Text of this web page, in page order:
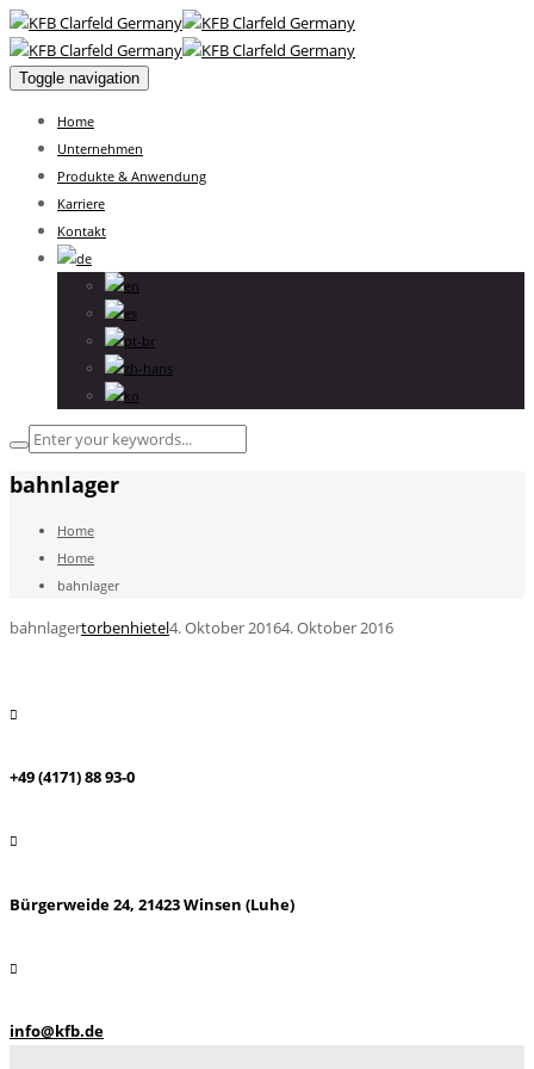
Toggle navigation
Home
Unternehmen
Produkte & Anwendung
Karriere
Kontakt
bahnlager
Home
Home
bahnlager
bahnlagertorbenhietel4. Oktober 20164. Oktober 2016
+49 (4171) 88 93-0
Bürgerweide 24, 21423 Winsen (Luhe)
info@kfb.de